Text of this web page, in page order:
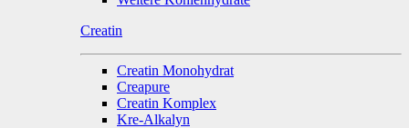
Creatin
Creatin Monohydrat
Creapure
Creatin Komplex
Kre-Alkalyn